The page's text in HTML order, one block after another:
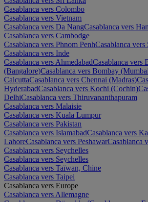
Casablanca vers Colombo
Casablanca vers Vietnam
Casablanca vers Da NangCasablanca vers
Casablanca vers Cambodge
Casablanca vers Phnom PenhCasablanca vers
Casablanca vers Inde
Casablanca vers AhmedabadCasablanca vers
(Bangalore)Casablanca vers Bombay
CalcuttaCasablanca vers Chennai (Madras)
HyderabadCasablanca vers Kochi (Cochin)
DelhiCasablanca vers Thiruvananthapuram
Casablanca vers Malaisie
Casablanca vers Kuala Lumpur
Casablanca vers Pakistan
Casablanca vers IslamabadCasablanca vers
LahoreCasablanca vers PeshawarCasablanca
Casablanca vers Seychelles
Casablanca vers Seychelles
Casablanca vers Taïwan, Chine
Casablanca vers Taipei
Casablanca vers Europe
Casablanca vers Allemagne